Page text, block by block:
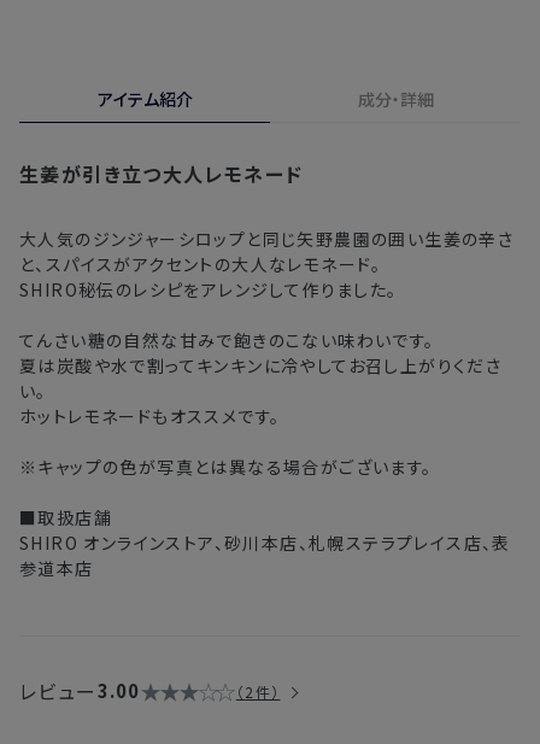
・ご注文日より1週間後からお届け日指定を承っておりま
す。
※新製品（限定製品）は除きます。
注文後、お届けまでにかかる日数の目安
東北・関東・中部・関西 2〜3日
※以下に該当する場合、上記の日程で発送できない場合がござ
・複数製品購入により配送手配に時間がかかる
アイテム紹介 成分・詳細
生姜が引き立つ大人レモネード
大人気のジンジャーシロップと同じ矢野農園の囲い生姜の辛さ
と、スパイスがアクセントの大人なレモネード。
SHIRO秘伝のレシピをアレンジして作りました。
てんさい糖の自然な甘みで飽きのこない味わいです。
夏は炭酸や水で割ってキンキンに冷やしてお召し上がりくださ
い。
ホットレモネードもオススメです。
※キャップの色が写真とは異なる場合がございます。
■取扱店舗
SHIRO オンラインストア、砂川本店、札幌ステラプレイス店、表
参道本店
レビュー3.00 2件